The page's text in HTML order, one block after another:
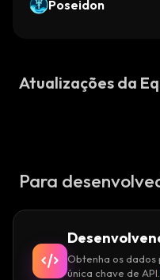
Poseidon
Atualizações da
Para
Obtenha os dados
única chave de API.